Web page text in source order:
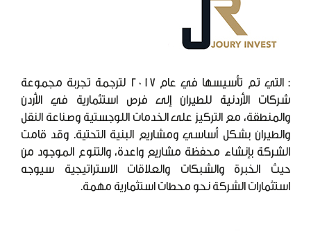
: التي تم تأسيسها في عام 2017 لترجمة تجربة مجموعة
شركات الأردنية للطيران إلى فرص استثمارية في الأردن
والمنطقة، مع التركيز على الخدمات اللوجستية وصناعة النقل
والطيران بشكل أساسي ومشاريع البنية التحتية. وقد قامت
الشركة بإنشاء محفظة مشاريع واعدة، والتنوع الموجود من
حيث الخبرة والشبكات والعلاقات الاستراتيجية سيوجه
استثمارات الشركة نحو محطات استثمارية مهمة.